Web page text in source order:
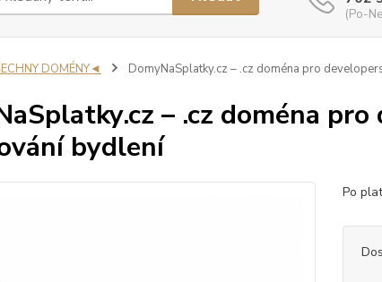
(Po-
DOMÉNY◄ DomyNaSplatky.cz – .cz doména pro
– .cz doména
bydlení
Po